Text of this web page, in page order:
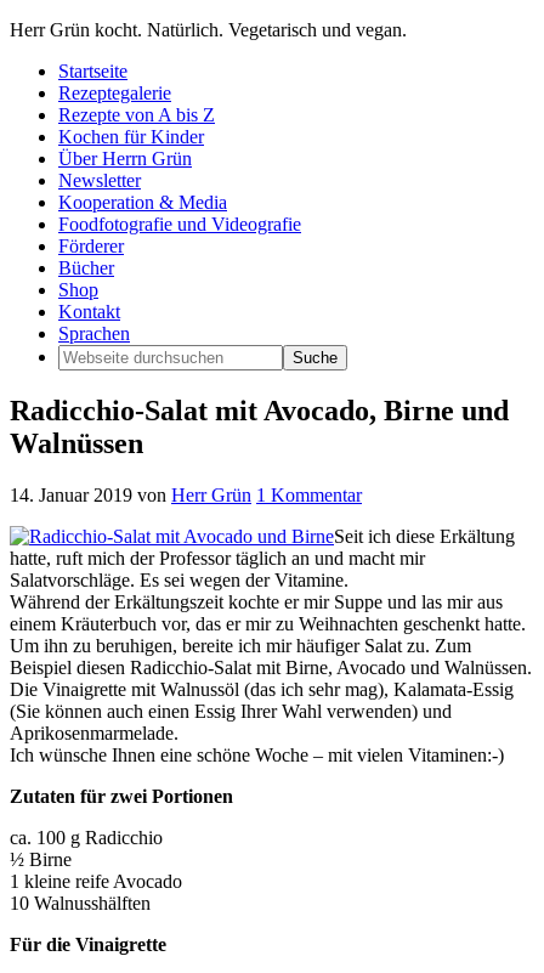
Herr Grün kocht. Natürlich. Vegetarisch und vegan.
Startseite
Rezeptegalerie
Rezepte von A bis Z
Kochen für Kinder
Über Herrn Grün
Newsletter
Kooperation & Media
Foodfotografie und Videografie
Förderer
Bücher
Shop
Kontakt
Sprachen
Radicchio-Salat mit Avocado, Birne und
Walnüssen
14. Januar 2019 von Herr Grün 1 Kommentar
Seit ich diese Erkältung
hatte, ruft mich der Professor täglich an und macht mir
Salatvorschläge. Es sei wegen der Vitamine.
Während der Erkältungszeit kochte er mir Suppe und las mir aus
einem Kräuterbuch vor, das er mir zu Weihnachten geschenkt hatte.
Um ihn zu beruhigen, bereite ich mir häufiger Salat zu. Zum
Beispiel diesen Radicchio-Salat mit Birne, Avocado und Walnüssen.
Die Vinaigrette mit Walnussöl (das ich sehr mag), Kalamata-Essig
(Sie können auch einen Essig Ihrer Wahl verwenden) und
Aprikosenmarmelade.
Ich wünsche Ihnen eine schöne Woche – mit vielen Vitaminen:-)
Zutaten für zwei Portionen
ca. 100 g Radicchio
½ Birne
1 kleine reife Avocado
10 Walnusshälften
Für die Vinaigrette